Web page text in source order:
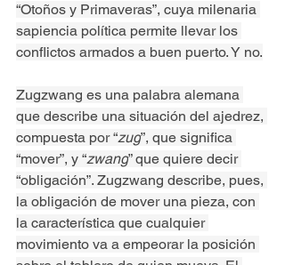
“Otoños y Primaveras”, cuya milenaria
sapiencia política permite llevar los
conflictos armados a buen puerto. Y no.
Zugzwang es una palabra alemana
que describe una situación del ajedrez,
compuesta por “zug”, que significa
“mover”, y “zwang” que quiere decir
“obligación”. Zugzwang describe, pues,
la obligación de mover una pieza, con
la característica que cualquier
movimiento va a empeorar la posición